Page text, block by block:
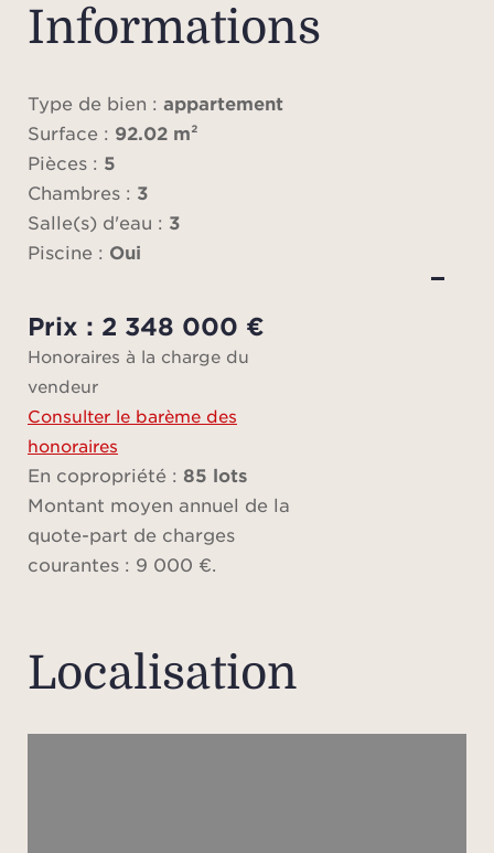
Informations
Type de bien : appartement
Surface : 92.02 m²
Pièces : 5
Chambres : 3
Salle(s) d'eau : 3
Piscine : Oui
Prix : 2 348 000 €
Honoraires à la charge du
vendeur
Consulter le barème des
honoraires
En copropriété : 85 lots
Montant moyen annuel de la
quote-part de charges
courantes : 9 000 €.
Localisation